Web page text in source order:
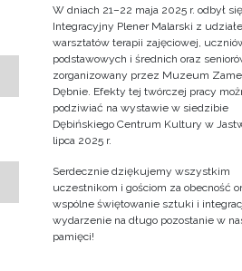
W dniach 21–22 maja 2025 r. odbył
Integracyjny Plener Malarski z
warsztatów terapii zajęciowej,
podstawowych i średnich oraz
zorganizowany przez Muzeum
Dębnie. Efekty tej twórczej pracy
podziwiać na wystawie w siedzibie
Dębińskiego Centrum Kultury w
lipca 2025 r.
Serdecznie dziękujemy wszystkim
uczestnikom i gościom za obecność
wspólne świętowanie sztuki i
wydarzenie na długo pozostanie w
pamięci!